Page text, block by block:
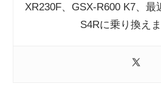
XR230F、GSX-R600 K7、最
S4Rに乗り換えま